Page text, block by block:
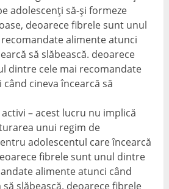
adolescenți să-și formeze
deoarece fibrele sunt unul
alimente atunci
să slăbească. deoarece
dintre cele mai recomandate
cineva încearcă să
– acest lucru nu implică
unui regim de
adolescentul care încearcă
fibrele sunt unul dintre
alimente atunci când
să slăbească. deoarece fibrele